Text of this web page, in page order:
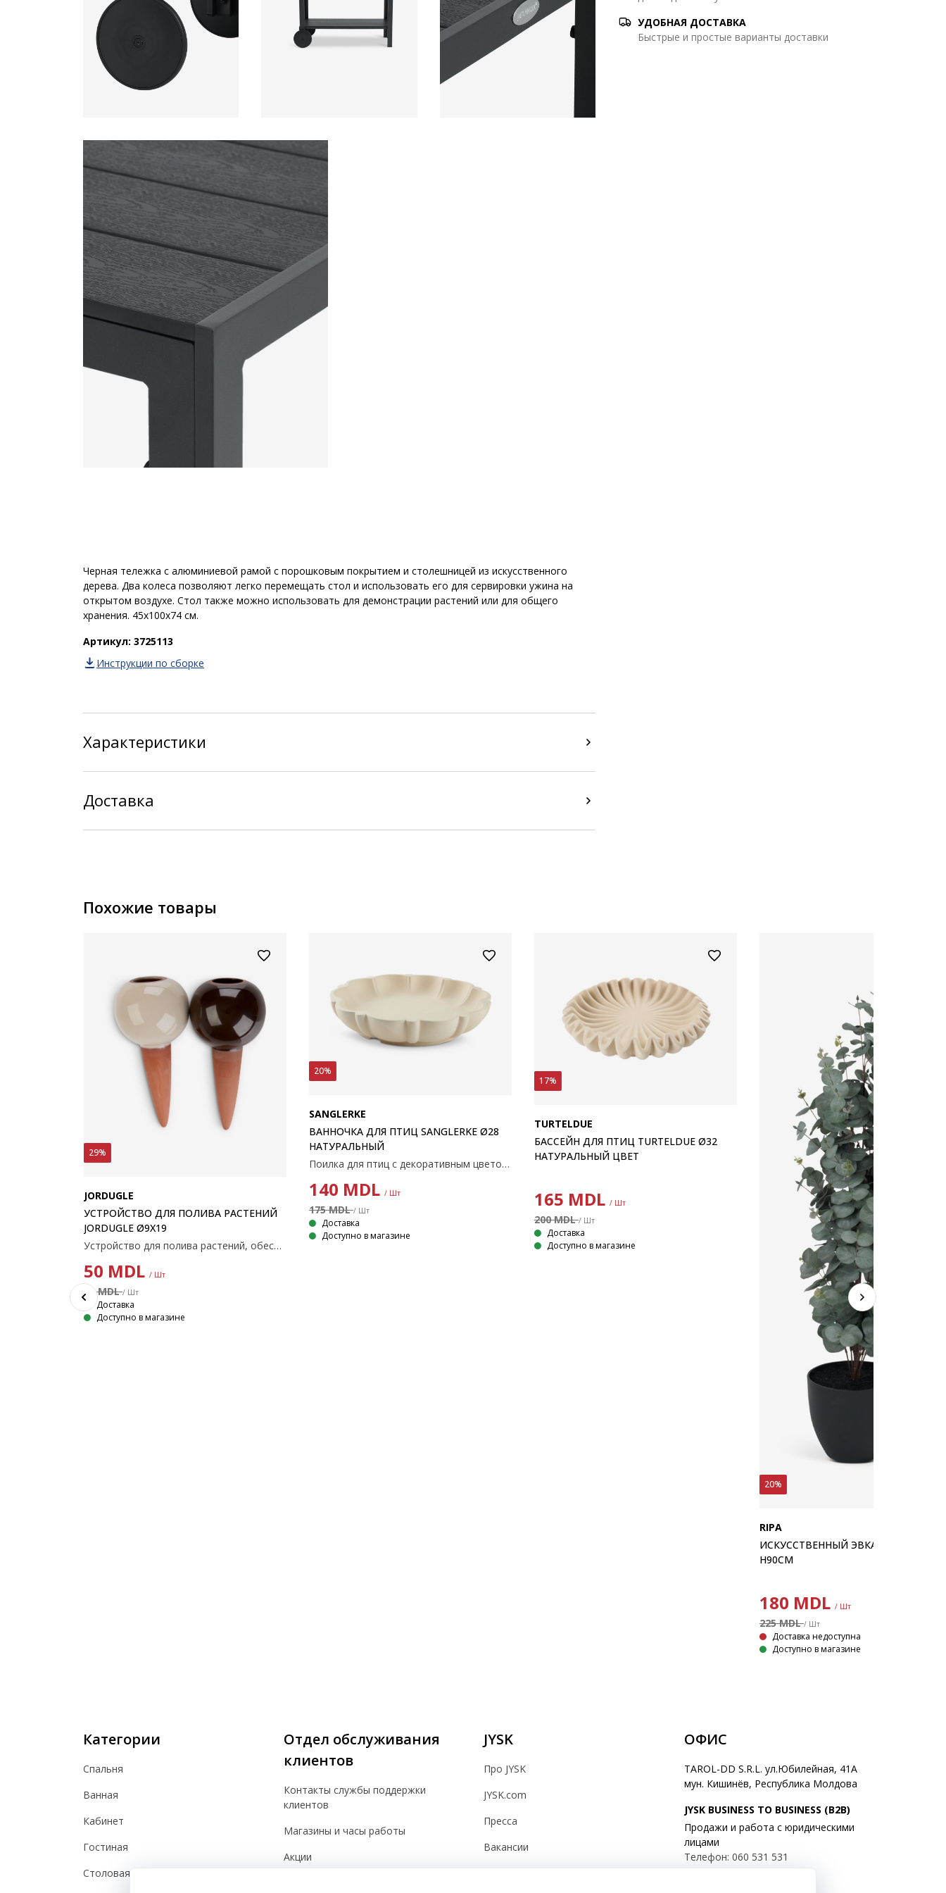
УДОБНАЯ ДОСТАВКА
Быстрые и простые варианты доставки
Черная тележка с алюминиевой рамой с порошковым покрытием и столешницей из искусственного
дерева. Два колеса позволяют легко перемещать стол и использовать его для сервировки ужина на
открытом воздухе. Стол также можно использовать для демонстрации растений или для общего
хранения. 45x100x74 см.
Артикул: 3725113
Инструкции по сборке
Характеристики
Доставка
Похожие товары
29%
JORDUGLE
УСТРОЙСТВО ДЛЯ ПОЛИВА РАСТЕНИЙ
JORDUGLE Ø9X19
Устройство для полива растений, обеспечивающее растениям постоянный доступ к воде. Терракотовый наконечник медленно выпускает воду из резервуара в почву. Доступно в различных цветах и продается поштучно. Ø9 x H19 см
50 MDL / Шт
70 MDL/ Шт
Доставка
Доступно в магазине
20%
SANGLERKE
ВАННОЧКА ДЛЯ ПТИЦ SANGLERKE Ø28
НАТУРАЛЬНЫЙ
Поилка для птиц с декоративным цветочным узором натурального цвета. Изготовлена из морозостойкого цемента, ее неглубокая чаша приглашает птиц безопасно пить и купаться круглый год. Ø28 x H6 см
140 MDL / Шт
175 MDL/ Шт
Доставка
Доступно в магазине
17%
TURTELDUE
БАССЕЙН ДЛЯ ПТИЦ TURTELDUE Ø32
НАТУРАЛЬНЫЙ ЦВЕТ
165 MDL / Шт
200 MDL/ Шт
Доставка
Доступно в магазине
20%
RIPA
ИСКУССТВЕННЫЙ ЭВКАЛИПТ RIPA
H90СМ
180 MDL / Шт
225 MDL/ Шт
Доставка недоступна
Доступно в магазине
Категории
Спальня
Ванная
Кабинет
Гостиная
Столовая
Отдел обслуживания
клиентов
Контакты службы поддержки
клиентов
Магазины и часы работы
Акции
JYSK
Про JYSK
JYSK.com
Пресса
Вакансии
ОФИС
TAROL-DD S.R.L. ул.Юбилейная, 41A
мун. Кишинёв, Республика Молдова
JYSK BUSINESS TO BUSINESS (B2B)
Продажи и работа с юридическими
лицами
Телефон: 060 531 531